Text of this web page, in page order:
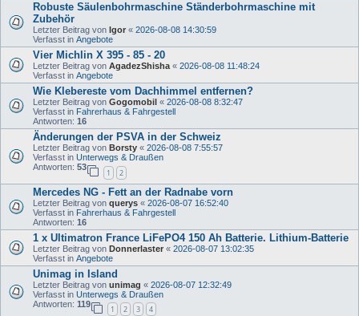
Robuste Säulenbohrmaschine Ständerbohrmaschine mit
Zubehör
Letzter Beitrag von Igor « 2026-08-08 14:30:59
Verfasst in Angebote
Vier Michlin X 395 - 85 - 20
Letzter Beitrag von AgadezShisha « 2026-08-08 11:48:24
Verfasst in Angebote
Wie Klebereste vom Dachhimmel entfernen?
Letzter Beitrag von Gogomobil « 2026-08-08 8:32:47
Verfasst in Fahrerhaus & Fahrgestell
Antworten: 16
Änderungen der PSVA in der Schweiz
Letzter Beitrag von Borsty « 2026-08-08 7:55:57
Verfasst in Unterwegs & Draußen
Antworten: 53
1 2
Mercedes NG - Fett an der Radnabe vorn
Letzter Beitrag von querys « 2026-08-07 16:52:40
Verfasst in Fahrerhaus & Fahrgestell
Antworten: 16
1 x Ultimatron France LiFePO4 150 Ah Batterie. Lithium-Batterie
Letzter Beitrag von Donnerlaster « 2026-08-07 13:02:35
Verfasst in Angebote
Unimag in Island
Letzter Beitrag von unimag « 2026-08-07 12:32:49
Verfasst in Unterwegs & Draußen
Antworten: 119
1 2 3 4